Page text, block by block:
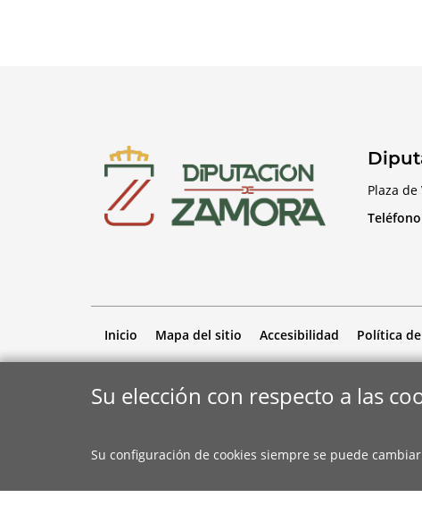
Plaza
Teléfono
Inicio Mapa del sitio Accesibilidad Política
Su elección con respecto a las
Su configuración de cookies siempre se puede